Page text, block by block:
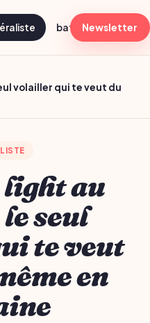
batch cooking
Newsletter
volailler qui te veut du
light au
seul
te veut
en